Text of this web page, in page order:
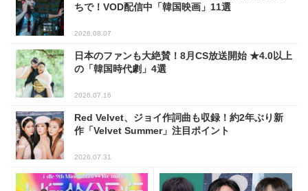
ちで！VOD配信中「韓国映画」11選
2026.08.07
日本のファンも大絶賛！8月CS放送開始 ★4.0以上
の「韓国時代劇」4選
2026.07.16
Red Velvet、ジョイ作詞曲も収録！約2年ぶり新
作「Velvet Summer」注目ポイント
2026.07.31